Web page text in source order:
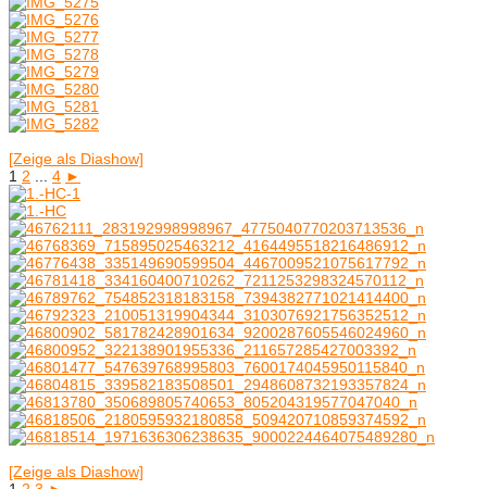
[Zeige als Diashow]
1 2 4 ►
[Zeige als Diashow]